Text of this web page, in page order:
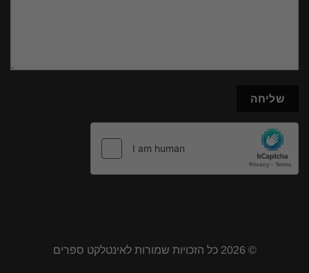
© 2026 כל הזכויות שמורות לאינטלקט ספרים